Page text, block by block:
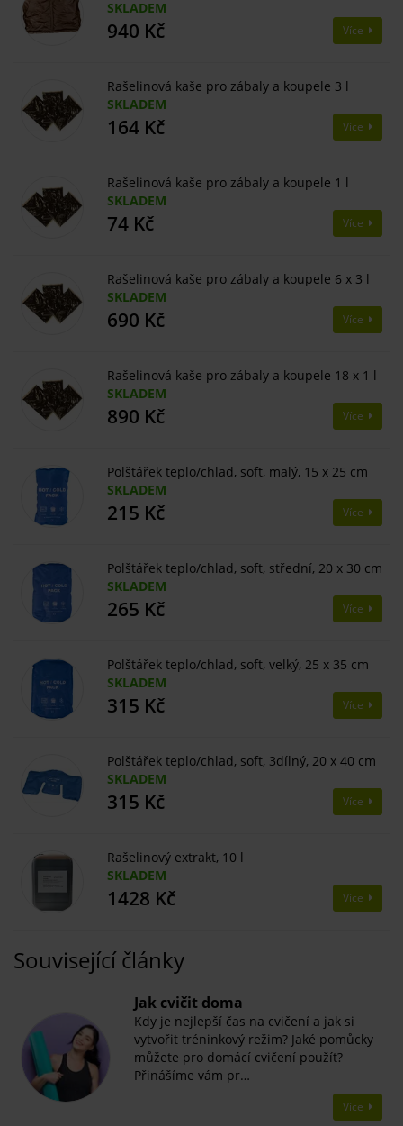
SKLADEM
940 Kč Více
Rašelinová kaše pro zábaly a koupele 3 l
SKLADEM
164 Kč Více
Rašelinová kaše pro zábaly a koupele 1 l
SKLADEM
74 Kč Více
Rašelinová kaše pro zábaly a koupele 6 x 3 l
SKLADEM
690 Kč Více
Rašelinová kaše pro zábaly a koupele 18 x 1 l
SKLADEM
890 Kč Více
Polštářek teplo/chlad, soft, malý, 15 x 25 cm
SKLADEM
215 Kč Více
Polštářek teplo/chlad, soft, střední, 20 x 30 cm
SKLADEM
265 Kč Více
Polštářek teplo/chlad, soft, velký, 25 x 35 cm
SKLADEM
315 Kč Více
Polštářek teplo/chlad, soft, 3dílný, 20 x 40 cm
SKLADEM
315 Kč Více
Rašelinový extrakt, 10 l
SKLADEM
1428 Kč Více
Související články
Jak cvičit doma
Kdy je nejlepší čas na cvičení a jak si
vytvořit tréninkový režim? Jaké pomůcky
můžete pro domácí cvičení použít?
Přinášíme vám pr…
Více